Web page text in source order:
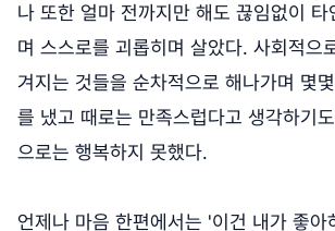
나 또한 얼마 전까지만 해도 끊임없이
며 스스로를 괴롭히며 살았다. 사회적으
겨지는 것들을 순차적으로 해나가며 몇
를 냈고 때로는 만족스럽다고 생각하기
으로는 행복하지 못했다.
언제나 마음 한편에서는 '이건 내가 좋아